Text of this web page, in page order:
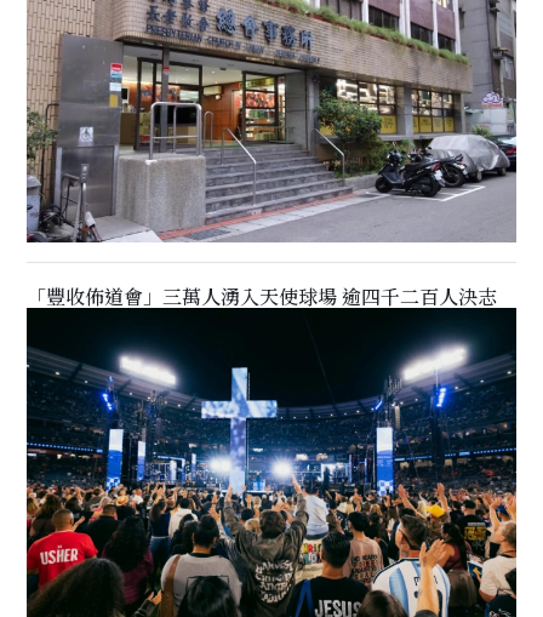
「豐收佈道會」三萬人湧入天使球場 逾四千二百人決志